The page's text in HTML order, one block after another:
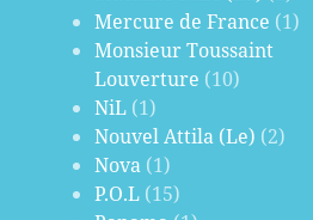
Mercure de France (1)
Monsieur Toussaint
Louverture (10)
NiL (1)
Nouvel Attila (Le) (2)
Nova (1)
P.O.L (15)